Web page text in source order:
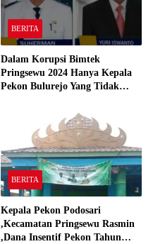
BERITA
Dalam Korupsi Bimtek
Pringsewu 2024 Hanya Kepala
Pekon Bulurejo Yang Tidak
BERITA
Kepala Pekon Podosari
,Kecamatan Pringsewu Rasmin
,Dana Insentif Pekon Tahun